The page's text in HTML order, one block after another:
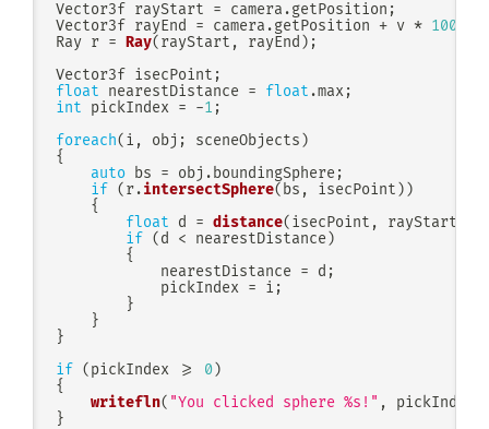
Vector3f rayStart = camera .getPosition ;
Vector3f rayEnd = camera .getPosition + v *
Ray r = Ray( rayStart , rayEnd ) ;
Vector3f isecPoint ;
float nearestDistance = float .max;
int pickIndex = -1 ;
foreach( i , obj ; sceneObjects )
{
auto bs = obj . boundingSphere ;
if
( r.intersectSphere( bs , isecPoint ) )
{
float d = distance( isecPoint , rayStart
if
( d < nearestDistance )
{
            nearestDistance
= d ;
            pickIndex
= i ;
}
}
}
if
( pickIndex >= 0)
{
writefln( "You clicked sphere %s!" , pickIndex
}